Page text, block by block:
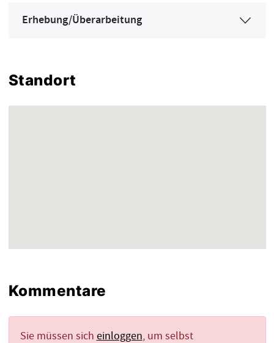
Erhebung/Überarbeitung
Standort
Kommentare
Sie müssen sich einloggen, um selbst